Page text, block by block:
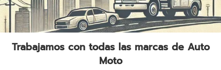
Trabajamos con todas las marcas de Auto
Moto